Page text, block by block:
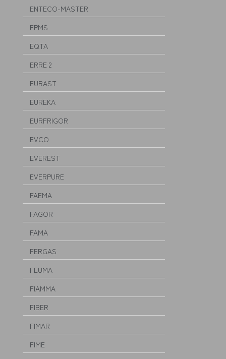
ENTECO-MASTER
EPMS
EQTA
ERRE 2
EURAST
EUREKA
EURFRIGOR
EVCO
EVEREST
EVERPURE
FAEMA
FAGOR
FAMA
FERGAS
FEUMA
FIAMMA
FIBER
FIMAR
FIME